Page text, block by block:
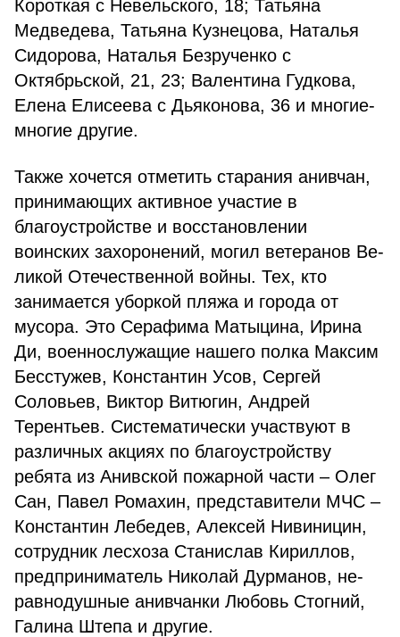
Короткая с Невельского, 18; Татьяна
Медведе­ва, Татьяна Кузнецова, Наталья
Сидорова, Наталья Безрученко с
Октябрьской, 21, 23; Валентина Гудкова,
Елена Елисеева с Дьяко­нова, 36 и многие-
многие другие.
Также хочется отметить ста­рания анивчан,
принимающих активное участие в
благоустрой­стве и восстановлении
воинских захоронений, могил ветеранов Ве­
ликой Отечественной войны. Тех, кто
занимается уборкой пляжа и города от
мусора. Это Серафима Матыцина, Ирина
Ди, военнослу­жащие нашего полка Максим
Бес­стужев, Константин Усов, Сергей
Соловьев, Виктор Витюгин, Ан­дрей
Терентьев. Систематически участвуют в
различных акциях по благоустройству
ребята из Анив­ской пожарной части – Олег
Сан, Павел Ромахин, представители МЧС –
Константин Лебедев, Алек­сей Нивиницин,
сотрудник лесхоза Станислав Кириллов,
предпри­ниматель Николай Дурманов, не­
равнодушные анивчанки Любовь Стогний,
Галина Штепа и другие.